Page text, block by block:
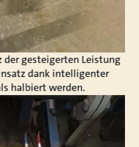
der gesteigerten Leistung
dank intelligenter
halbiert werden.